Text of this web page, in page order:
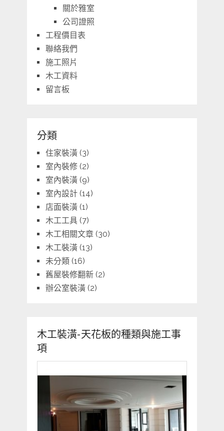
關於雅室
公司證照
工程價目表
聯絡我們
施工照片
木工資料
留言板
分類
住家裝潢(3)
室內裝修(2)
室內裝潢(9)
室內設計(14)
店面裝潢(1)
木工工具(7)
木工相關文章(30)
木工裝潢(13)
未分類(16)
舊屋裝修翻新(2)
辦公室裝潢(2)
木工裝潢-天花板的種類與施工事
項